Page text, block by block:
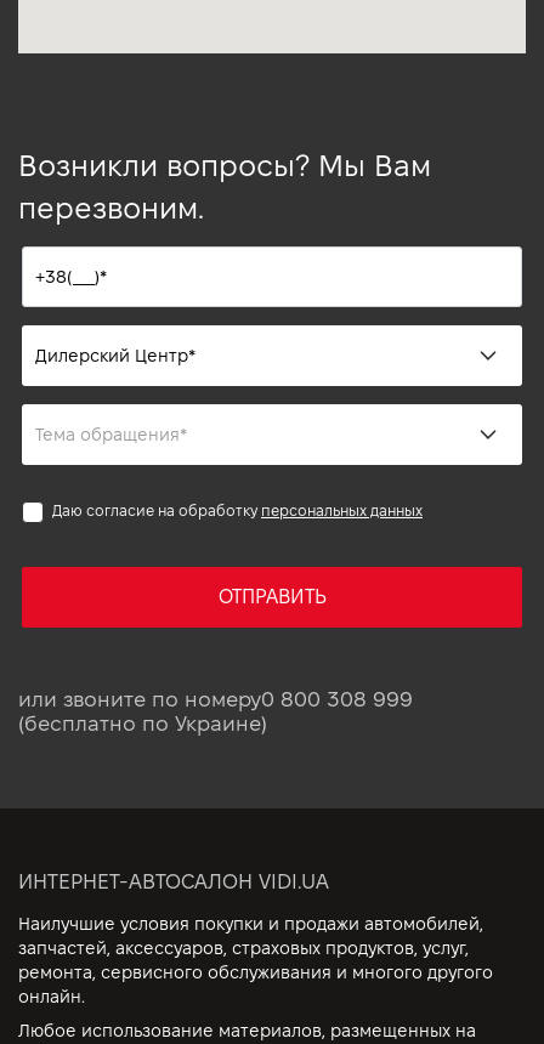
Возникли вопросы? Мы Вам
перезвоним.
Даю согласие на обработку персональных данных
ОТПРАВИТЬ
или звоните по номеру0 800 308 999
(бесплатно по Украине)
ИНТЕРНЕТ-АВТОСАЛОН VIDI.UA
Наилучшие условия покупки и продажи автомобилей,
запчастей, аксессуаров, страховых продуктов, услуг,
ремонта, сервисного обслуживания и многого другого
онлайн.
Любое использование материалов, размещенных на